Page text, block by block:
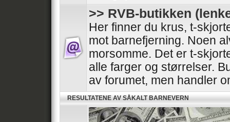
>> RVB-butikken
Her finner du krus, t-
mot barnefjerning. Noen
morsomme. Det er t-
alle farger og størrelser.
av forumet, men handler
RESULTATENE AV SÅKALT BARNEVERN